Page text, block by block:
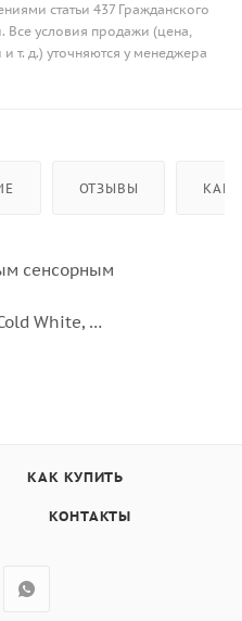
статьи 437 Гражданского
Все условия продажи (цена,
т. д.) уточняются у менеджера
ОТЗЫВЫ КАК
сенсорным
White,
КАК КУПИТЬ
КОНТАКТЫ